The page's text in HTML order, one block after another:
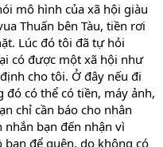
mô hình của xã hội giàu
Thuấn bên Tàu, tiền rơi
Lúc đó tôi đã tự hỏi
có được một xã hội như
cho tôi. Ở đây nếu đi
có thể có tiền, máy ảnh,
chỉ cần báo cho nhân
nhắn bạn đến nhận vì
để quên, do không có